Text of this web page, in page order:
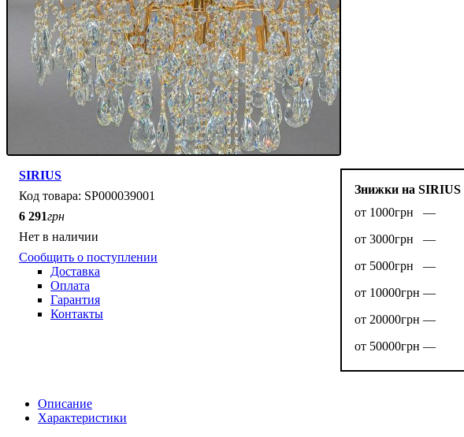
Знижки на SIRIUS
от 1000грн —
от 3000грн —
от 5000грн —
от 10000грн —
от 20000грн —
от 50000грн —
SIRIUS
SP000039001
6 291грн
Нет в наличии
Сообщить о поступлении
Доставка
Оплата
Гарантия
Контакты
Описание
Характеристики